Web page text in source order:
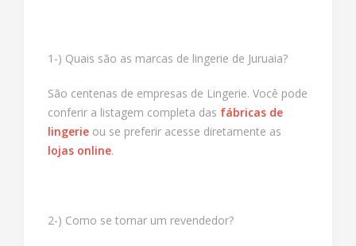
1-) Quais são as marcas de lingerie de Juruaia?
São centenas de empresas de Lingerie. Você pode
conferir a listagem completa das fábricas de
lingerie ou se preferir acesse diretamente as
lojas online.
2-) Como se tornar um revendedor?